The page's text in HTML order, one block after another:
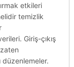
etkileri
temizlik
Giriş-çıkış
düzenlemeler.